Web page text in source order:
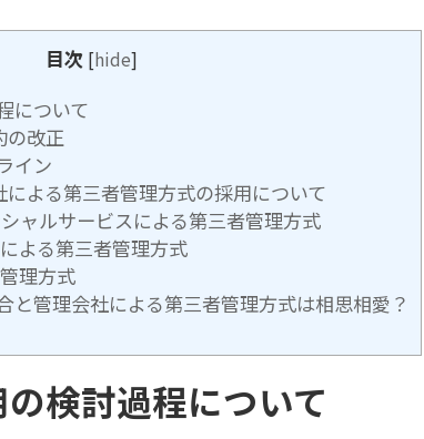
目次 [hide]
について
の改正
イン
よる第三者管理方式の採用について
ャルサービスによる第三者管理方式
よる第三者管理方式
理方式
と管理会社による第三者管理方式は相思相愛？
検討過程について